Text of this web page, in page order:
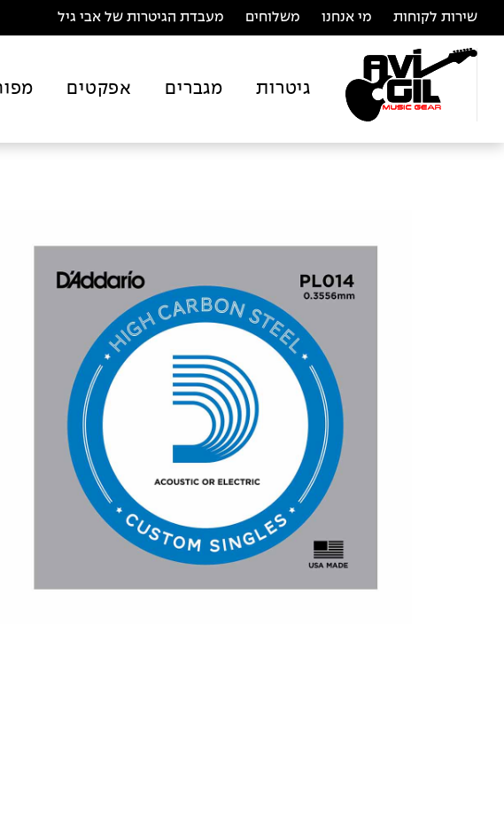
שירות לקוחות מי אנחנו משלוחים מעבדת הגיטרות של אבי גיל
גיטרות מגברים אפקטים